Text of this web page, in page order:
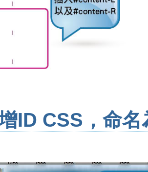
ID CSS，命